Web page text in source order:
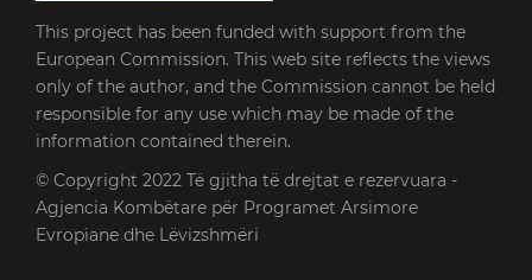
This project has been funded with support from the
European Commission. This web site reflects the views
only of the author, and the Commission cannot be held
responsible for any use which may be made of the
information contained therein.
© Copyright 2022 Të gjitha të drejtat e rezervuara -
Agjencia Kombëtare për Programet Arsimore
Evropiane dhe Lëvizshmëri